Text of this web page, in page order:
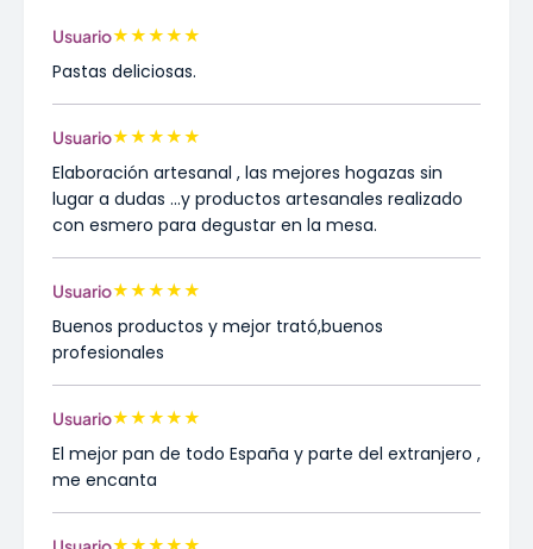
Usuario★★★★★
Pastas deliciosas.
Usuario★★★★★
Elaboración artesanal , las mejores hogazas sin
lugar a dudas ...y productos artesanales realizado
con esmero para degustar en la mesa.
Usuario★★★★★
Buenos productos y mejor trató,buenos
profesionales
Usuario★★★★★
El mejor pan de todo España y parte del extranjero ,
me encanta